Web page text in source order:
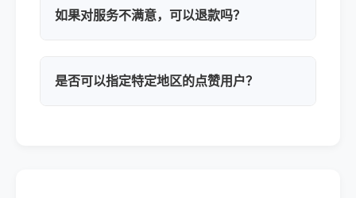
如果对服务不满意，可以退款吗？
是否可以指定特定地区的点赞用户？